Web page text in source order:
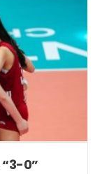
0”